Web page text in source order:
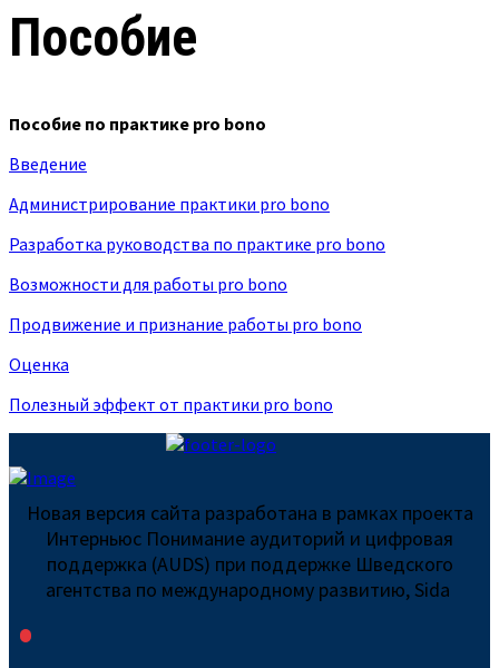
Пособие
Пособие по практике pro bono
Введение
Администрирование практики pro bono
Разработка руководства по практике pro bono
Возможности для работы pro bono
Продвижение и признание работы pro bono
Оценка
Полезный эффект от практики pro bono
Новая версия сайта разработана в рамках проекта
Интерньюс Понимание аудиторий и цифровая
поддержка (AUDS) при поддержке Шведского
агентства по международному развитию, Sida